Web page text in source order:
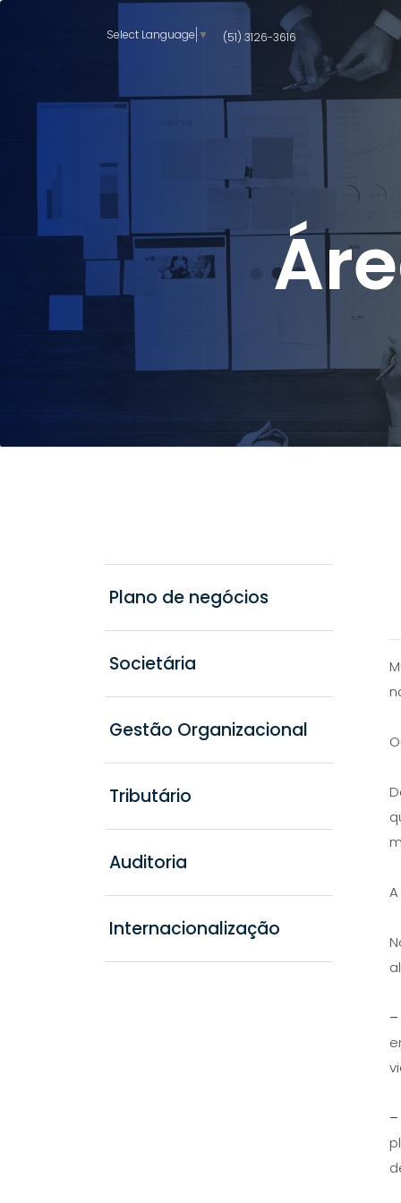
Select Language ▼ (51) 3126-3616
Plano de negócios
Societária
Gestão Organizacional
Tributário
Auditoria
Internacionalização
–
–